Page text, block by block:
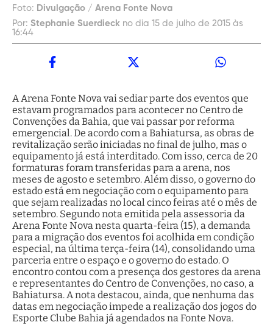
Foto: Divulgação / Arena Fonte Nova
Por: Stephanie Suerdieck no dia 15 de julho de 2015 às
16:44
A Arena Fonte Nova vai sediar parte dos eventos que
estavam programados para acontecer no Centro de
Convenções da Bahia, que vai passar por reforma
emergencial. De acordo com a Bahiatursa, as obras de
revitalização serão iniciadas no final de julho, mas o
equipamento já está interditado. Com isso, cerca de 20
formaturas foram transferidas para a arena, nos
meses de agosto e setembro. Além disso, o governo do
estado está em negociação com o equipamento para
que sejam realizadas no local cinco feiras até o mês de
setembro. Segundo nota emitida pela assessoria da
Arena Fonte Nova nesta quarta-feira (15), a demanda
para a migração dos eventos foi acolhida em condição
especial, na última terça-feira (14), consolidando uma
parceria entre o espaço e o governo do estado. O
encontro contou com a presença dos gestores da arena
e representantes do Centro de Convenções, no caso, a
Bahiatursa. A nota destacou, ainda, que nenhuma das
datas em negociação impede a realização dos jogos do
Esporte Clube Bahia já agendados na Fonte Nova.